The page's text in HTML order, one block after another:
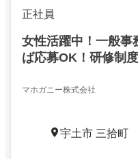
正社員
女性活躍中！一般事
ば応募OK！研修制
マホガニー株式会社
宇土市 三拾町